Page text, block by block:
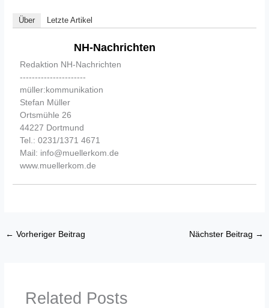
Über Letzte Artikel
NH-Nachrichten
Redaktion NH-Nachrichten
----------------------
müller:kommunikation
Stefan Müller
Ortsmühle 26
44227 Dortmund
Tel.: 0231/1371 4671
Mail: info@muellerkom.de
www.muellerkom.de
← Vorheriger Beitrag Nächster Beitrag →
Related Posts